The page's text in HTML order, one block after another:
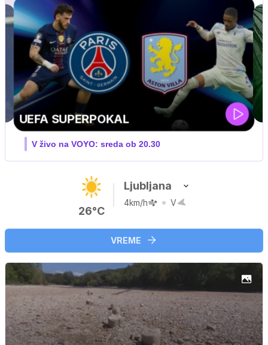
ZUFFA BOXING 10
V živo na VOYO: sobota ob 20.00
26°C
Ljubljana
4km/h V
VREME